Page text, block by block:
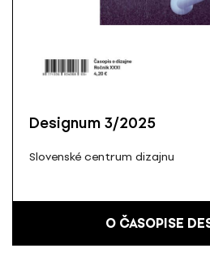
Designum 3/2025
Slovenské centrum dizajnu
O ČASOPISE